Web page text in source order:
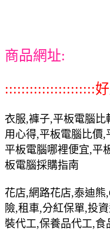
商品網址:
::::::::::::::::::::::
衣服,褲子,平板電腦
用心得,平板電腦比價
平板電腦哪裡便宜,平
板電腦採購指南
花店,網路花店,泰迪熊
險,租車,分紅保單,投
裝代工,保養品代工,食